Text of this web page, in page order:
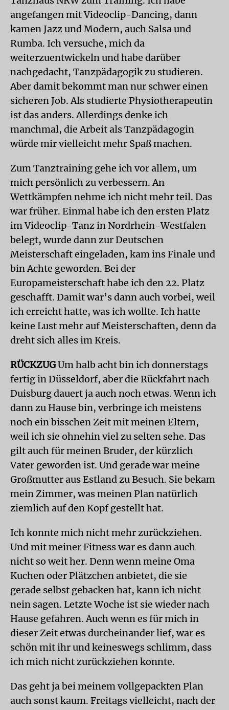
angefangen mit Videoclip-Dancing, dann
kamen Jazz und Modern, auch Salsa und
Rumba. Ich versuche, mich da
weiterzuentwickeln und habe darüber
nachgedacht, Tanzpädagogik zu studieren.
Aber damit bekommt man nur schwer einen
sicheren Job. Als studierte Physiotherapeutin
ist das anders. Allerdings denke ich
manchmal, die Arbeit als Tanzpädagogin
würde mir vielleicht mehr Spaß machen.
Zum Tanztraining gehe ich vor allem, um
mich persönlich zu verbessern. An
Wettkämpfen nehme ich nicht mehr teil. Das
war früher. Einmal habe ich den ersten Platz
im Videoclip-Tanz in Nordrhein-Westfalen
belegt, wurde dann zur Deutschen
Meisterschaft eingeladen, kam ins Finale und
bin Achte geworden. Bei der
Europameisterschaft habe ich den 22. Platz
geschafft. Damit war’s dann auch vorbei, weil
ich erreicht hatte, was ich wollte. Ich hatte
keine Lust mehr auf Meisterschaften, denn da
dreht sich alles im Kreis.
RÜCKZUGUm halb acht bin ich donnerstags
fertig in Düsseldorf, aber die Rückfahrt nach
Duisburg dauert ja auch noch etwas. Wenn ich
dann zu Hause bin, verbringe ich meistens
noch ein bisschen Zeit mit meinen Eltern,
weil ich sie ohnehin viel zu selten sehe. Das
gilt auch für meinen Bruder, der kürzlich
Vater geworden ist. Und gerade war meine
Großmutter aus Estland zu Besuch. Sie bekam
mein Zimmer, was meinen Plan natürlich
ziemlich auf den Kopf gestellt hat.
Ich konnte mich nicht mehr zurückziehen.
Und mit meiner Fitness war es dann auch
nicht so weit her. Denn wenn meine Oma
Kuchen oder Plätzchen anbietet, die sie
gerade selbst gebacken hat, kann ich nicht
nein sagen. Letzte Woche ist sie wieder nach
Hause gefahren. Auch wenn es für mich in
dieser Zeit etwas durcheinander lief, war es
schön mit ihr und keineswegs schlimm, dass
ich mich nicht zurückziehen konnte.
Das geht ja bei meinem vollgepackten Plan
auch sonst kaum. Freitags vielleicht, nach der